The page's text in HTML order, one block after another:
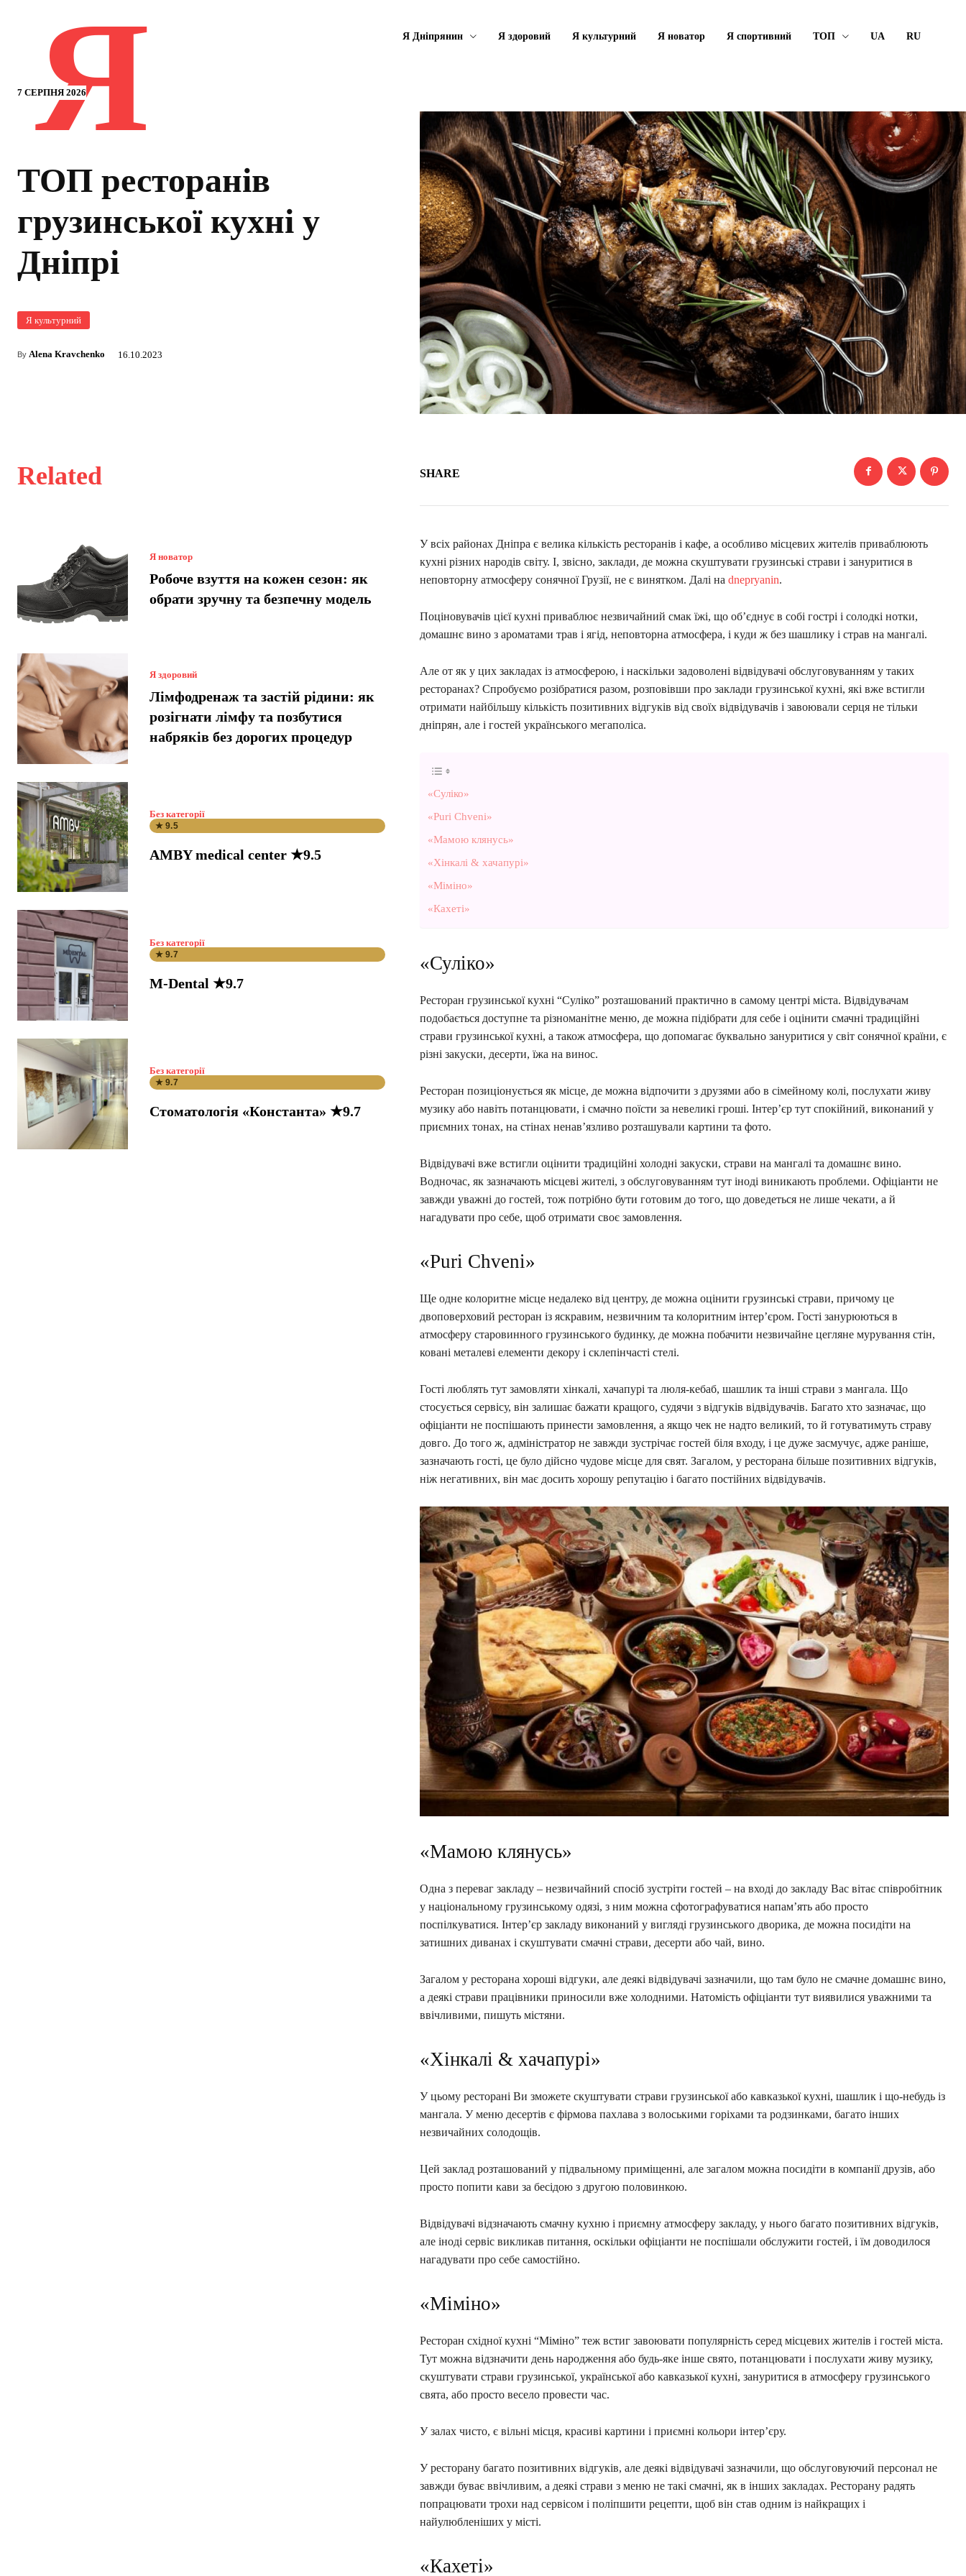
7 СЕРПНЯ 2026
Я Я Дніпрянин Я здоровий Я культурний Я новатор Я спортивний ТОП UA RU
ТОП ресторанів
грузинської кухні у
Дніпрі
Я культурний
By Alena Kravchenko 16.10.2023
Related
Я новатор
Робоче взуття на кожен сезон: як
обрати зручну та безпечну модель
Я здоровий
Лімфодренаж та застій рідини: як
розігнати лімфу та позбутися
набряків без дорогих процедур
Без категорії
★ 9.5
AMBY medical center ★9.5
Без категорії
★ 9.7
M-Dental ★9.7
Без категорії
★ 9.7
Стоматологія «Константа» ★9.7
SHARE
У всіх районах Дніпра є велика кількість ресторанів і кафе, а особливо місцевих жителів приваблюють
кухні різних народів світу. І, звісно, заклади, де можна скуштувати грузинські страви і зануритися в
неповторну атмосферу сонячної Грузії, не є винятком. Далі на dnepryanin.
Поціновувачів цієї кухні приваблює незвичайний смак їжі, що об’єднує в собі гострі і солодкі нотки,
домашнє вино з ароматами трав і ягід, неповторна атмосфера, і куди ж без шашлику і страв на мангалі.
Але от як у цих закладах із атмосферою, і наскільки задоволені відвідувачі обслуговуванням у таких
ресторанах? Спробуємо розібратися разом, розповівши про заклади грузинської кухні, які вже встигли
отримати найбільшу кількість позитивних відгуків від своїх відвідувачів і завоювали серця не тільки
дніпрян, але і гостей українського мегаполіса.
«Суліко»
«Puri Chveni»
«Мамою клянусь»
«Хінкалі & хачапурі»
«Міміно»
«Кахеті»
«Суліко»
Ресторан грузинської кухні “Суліко” розташований практично в самому центрі міста. Відвідувачам
подобається доступне та різноманітне меню, де можна підібрати для себе і оцінити смачні традиційні
страви грузинської кухні, а також атмосфера, що допомагає буквально зануритися у світ сонячної країни, є
різні закуски, десерти, їжа на винос.
Ресторан позиціонується як місце, де можна відпочити з друзями або в сімейному колі, послухати живу
музику або навіть потанцювати, і смачно поїсти за невеликі гроші. Інтер’єр тут спокійний, виконаний у
приємних тонах, на стінах ненав’язливо розташували картини та фото.
Відвідувачі вже встигли оцінити традиційні холодні закуски, страви на мангалі та домашнє вино.
Водночас, як зазначають місцеві жителі, з обслуговуванням тут іноді виникають проблеми. Офіціанти не
завжди уважні до гостей, тож потрібно бути готовим до того, що доведеться не лише чекати, а й
нагадувати про себе, щоб отримати своє замовлення.
«Puri Chveni»
Ще одне колоритне місце недалеко від центру, де можна оцінити грузинські страви, причому це
двоповерховий ресторан із яскравим, незвичним та колоритним інтер’єром. Гості занурюються в
атмосферу старовинного грузинського будинку, де можна побачити незвичайне цегляне мурування стін,
ковані металеві елементи декору і склепінчасті стелі.
Гості люблять тут замовляти хінкалі, хачапурі та люля-кебаб, шашлик та інші страви з мангала. Що
стосується сервісу, він залишає бажати кращого, судячи з відгуків відвідувачів. Багато хто зазначає, що
офіціанти не поспішають принести замовлення, а якщо чек не надто великий, то й готуватимуть страву
довго. До того ж, адміністратор не завжди зустрічає гостей біля входу, і це дуже засмучує, адже раніше,
зазначають гості, це було дійсно чудове місце для свят. Загалом, у ресторана більше позитивних відгуків,
ніж негативних, він має досить хорошу репутацію і багато постійних відвідувачів.
«Мамою клянусь»
Одна з переваг закладу – незвичайний спосіб зустріти гостей – на вході до закладу Вас вітає співробітник
у національному грузинському одязі, з ним можна сфотографуватися напам’ять або просто
поспілкуватися. Інтер’єр закладу виконаний у вигляді грузинського дворика, де можна посидіти на
затишних диванах і скуштувати смачні страви, десерти або чай, вино.
Загалом у ресторана хороші відгуки, але деякі відвідувачі зазначили, що там було не смачне домашнє вино,
а деякі страви працівники приносили вже холодними. Натомість офіціанти тут виявилися уважними та
ввічливими, пишуть містяни.
«Хінкалі & хачапурі»
У цьому ресторані Ви зможете скуштувати страви грузинської або кавказької кухні, шашлик і що-небудь із
мангала. У меню десертів є фірмова пахлава з волоськими горіхами та родзинками, багато інших
незвичайних солодощів.
Цей заклад розташований у підвальному приміщенні, але загалом можна посидіти в компанії друзів, або
просто попити кави за бесідою з другою половинкою.
Відвідувачі відзначають смачну кухню і приємну атмосферу закладу, у нього багато позитивних відгуків,
але іноді сервіс викликав питання, оскільки офіціанти не поспішали обслужити гостей, і їм доводилося
нагадувати про себе самостійно.
«Міміно»
Ресторан східної кухні “Міміно” теж встиг завоювати популярність серед місцевих жителів і гостей міста.
Тут можна відзначити день народження або будь-яке інше свято, потанцювати і послухати живу музику,
скуштувати страви грузинської, української або кавказької кухні, зануритися в атмосферу грузинського
свята, або просто весело провести час.
У залах чисто, є вільні місця, красиві картини і приємні кольори інтер’єру.
У ресторану багато позитивних відгуків, але деякі відвідувачі зазначили, що обслуговуючий персонал не
завжди буває ввічливим, а деякі страви з меню не такі смачні, як в інших закладах. Ресторану радять
попрацювати трохи над сервісом і поліпшити рецепти, щоб він став одним із найкращих і
найулюбленіших у місті.
«Кахеті»